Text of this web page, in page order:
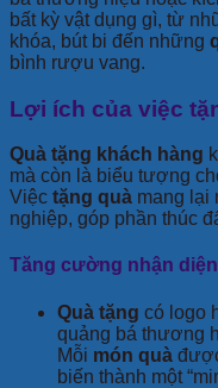
bất kỳ vật dụng gì, từ
khóa, bút bi đến những
bình rượu vang.
Lợi ích của việc
Quà tặng khách hàng
mà còn là biểu tượng
Việc tặng quà mang lại
nghiệp, góp phần thúc
Tăng cường nhận
Quà tặng có logo
quảng bá thương
Mỗi món quà
biến thành một